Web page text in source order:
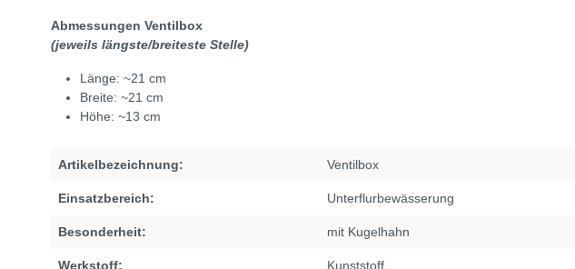
Abmessungen Ventilbox
(jeweils längste/breiteste Stelle)
Länge: ~21 cm
Breite: ~21 cm
Höhe: ~13 cm
Artikelbezeichnung: Ventilbox
Einsatzbereich: Unterflurbewässerung
Besonderheit: mit Kugelhahn
Werkstoff: Kunststoff